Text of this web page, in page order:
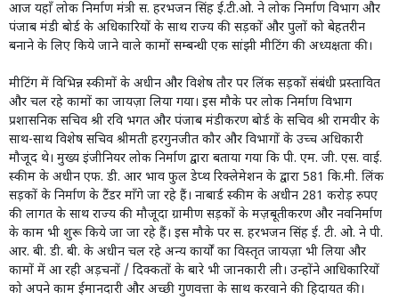
आज यहाँ लोक निर्माण मंत्री स. हरभजन सिंह ई.टी.ओ. ने लोक निर्माण विभाग और
पंजाब मंडी बोर्ड के अधिकारियों के साथ राज्य की सड़कों और पुलों को बेहतरीन
बनाने के लिए किये जाने वाले कामों सम्बन्धी एक सांझी मीटिंग की अध्यक्षता की।
मीटिंग में विभिन्न स्कीमों के अधीन और विशेष तौर पर लिंक सड़कों संबंधी प्रस्तावित
और चल रहे कामों का जायज़ा लिया गया। इस मौके पर लोक निर्माण विभाग
प्रशासनिक सचिव श्री रवि भगत और पंजाब मंडीकरण बोर्ड के सचिव श्री रामवीर के
साथ-साथ विशेष सचिव श्रीमती हरगुनजीत कौर और विभागों के उच्च अधिकारी
मौजूद थे। मुख्य इंजीनियर लोक निर्माण द्वारा बताया गया कि पी. एम. जी. एस. वाई.
स्कीम के अधीन एफ. डी. आर भाव फुल डेप्थ रिक्लेमेशन के द्वारा 581 कि.मी. लिंक
सड़कों के निर्माण के टैंडर माँगे जा रहे हैं। नाबार्ड स्कीम के अधीन 281 करोड़ रुपए
की लागत के साथ राज्य की मौजूदा ग्रामीण सड़कों के मज़बूतीकरण और नवनिर्माण
के काम भी शुरू किये जा जा रहे हैं। इस मौके पर स. हरभजन सिंह ई. टी. ओ. ने पी.
आर. बी. डी. बी. के अधीन चल रहे अन्य कार्यों का विस्तृत जायज़ा भी लिया और
कामों में आ रही अड़चनों / दिक्कतों के बारे भी जानकारी ली। उन्होंने आधिकारियों
को अपने काम ईमानदारी और अच्छी गुणवत्ता के साथ करवाने की हिदायत की।